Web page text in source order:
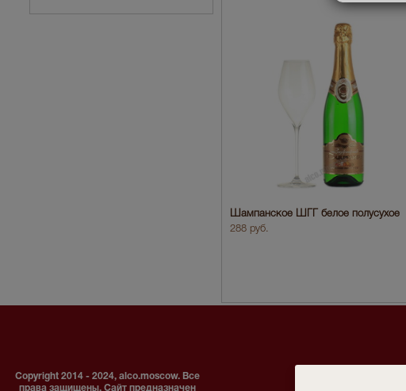
Шампанское ШГГ белое полусухое
288 руб.
Copyright 2014 - 2024, alco.moscow. Все
права защищены. Сайт предназначен